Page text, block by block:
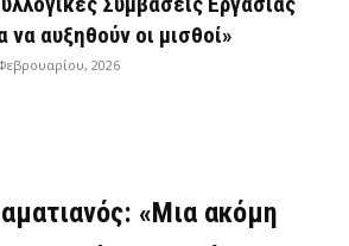
να αυξηθούν οι μισθοί»
2026
«Μια ακόμη